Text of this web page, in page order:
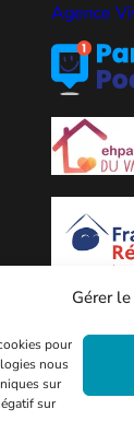
Gérer
pour
nous
sur
sur
Agence